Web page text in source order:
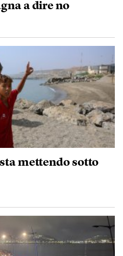
a dire no
mettendo sotto